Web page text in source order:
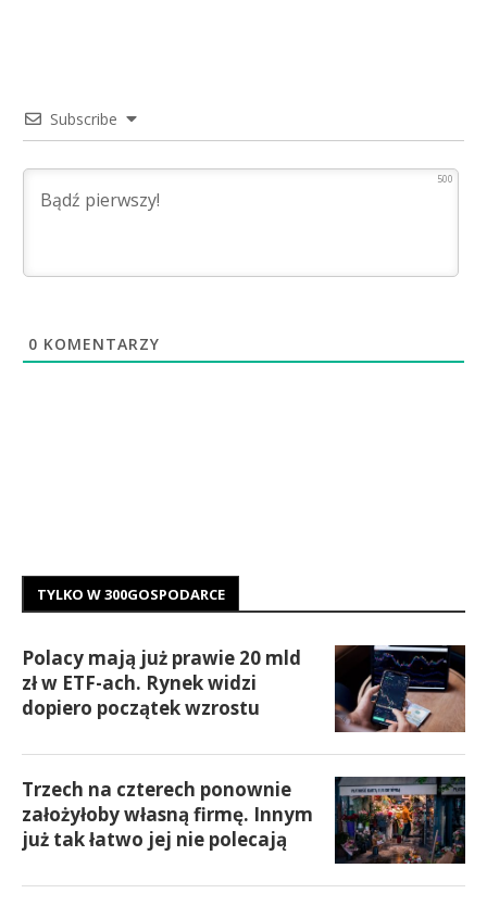
Subscribe
500
0 KOMENTARZY
TYLKO W 300GOSPODARCE
Polacy mają już prawie 20 mld
zł w ETF-ach. Rynek widzi
dopiero początek wzrostu
Trzech na czterech ponownie
założyłoby własną firmę. Innym
już tak łatwo jej nie polecają